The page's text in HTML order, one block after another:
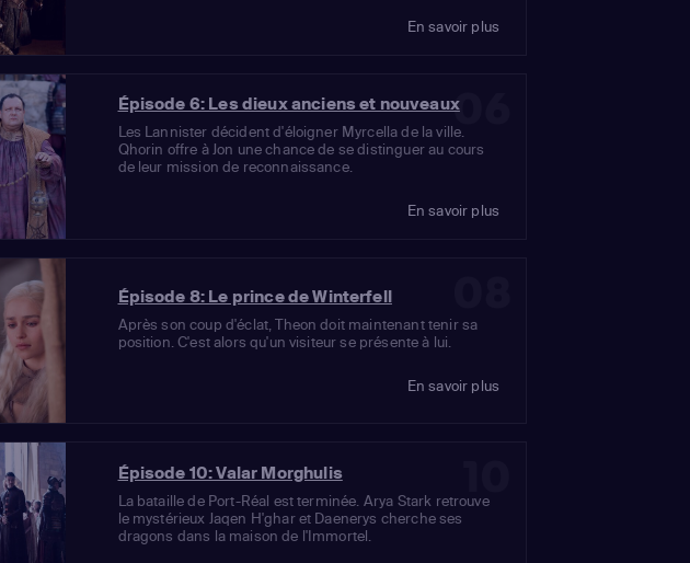
En savoir plus
06
Épisode 6: Les dieux anciens et nouveaux
Les Lannister décident d'éloigner Myrcella de la ville.
Qhorin offre à Jon une chance de se distinguer au cours
de leur mission de reconnaissance.
En savoir plus
Épisode 8: Le prince de Winterfell
Après son coup d'éclat, Theon doit maintenant tenir sa
position. C'est alors qu'un visiteur se présente à lui.
En savoir plus
Épisode 10: Valar Morghulis
La bataille de Port-Réal est terminée. Arya Stark retrouve
le mystérieux Jaqen H'ghar et Daenerys cherche ses
dragons dans la maison de l'Immortel.